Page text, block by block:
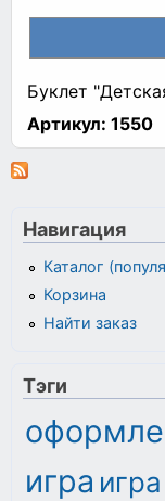
Буклет
Артикул: 1550
Навигация
Каталог
Корзина
Найти заказ
Тэги
игра игра